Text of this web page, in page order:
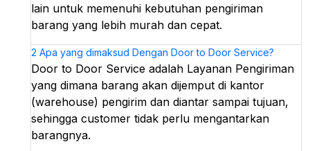
lain untuk memenuhi kebutuhan pengiriman
barang yang lebih murah dan cepat.
2 Apa yang dimaksud Dengan Door to Door Service?
Door to Door Service adalah Layanan Pengiriman
yang dimana barang akan dijemput di kantor
(warehouse) pengirim dan diantar sampai tujuan,
sehingga customer tidak perlu mengantarkan
barangnya.